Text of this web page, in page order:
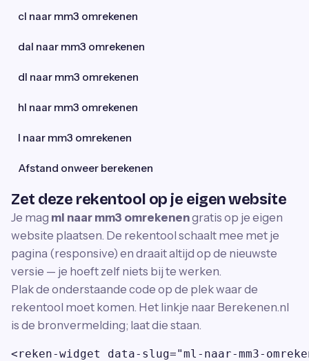
cl naar mm3 omrekenen
dal naar mm3 omrekenen
dl naar mm3 omrekenen
hl naar mm3 omrekenen
l naar mm3 omrekenen
Afstand onweer berekenen
Zet deze rekentool op je eigen website
Je mag ml naar mm3 omrekenengratis op je eigen
website plaatsen. De rekentool schaalt mee met je
pagina (responsive) en draait altijd op de nieuwste
versie — je hoeft zelf niets bij te werken.
Plak de onderstaande code op de plek waar de
rekentool moet komen. Het linkje naar Berekenen.nl
is de bronvermelding; laat die staan.
<reken-widget data-slug="ml-naar-mm3-